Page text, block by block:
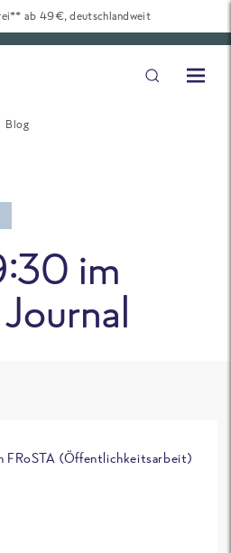
ab 49€, deutschlandweit
Blog
im
FRoSTA (Öffentlichkeitsarbeit)